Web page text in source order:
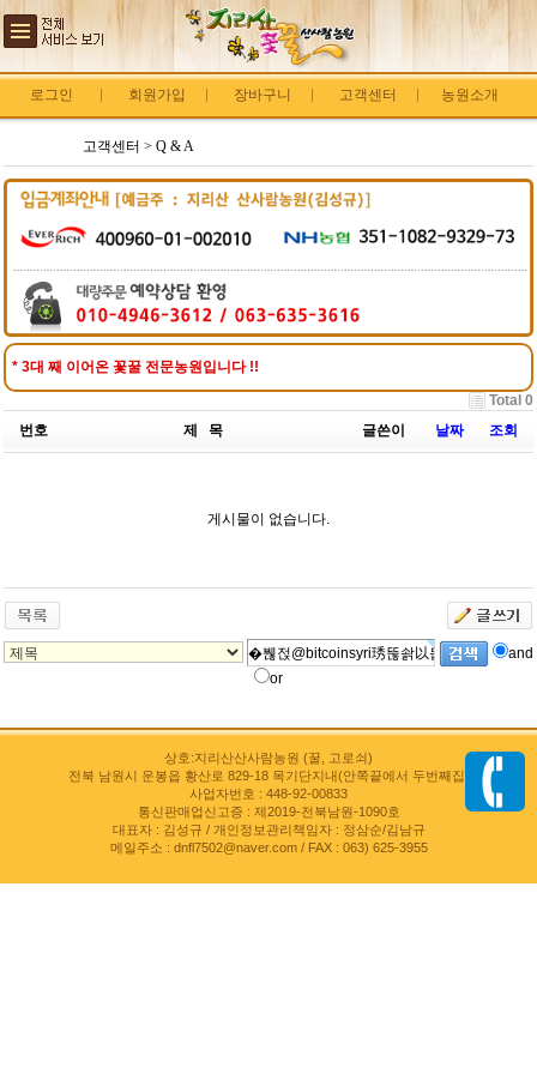
로그인 회원가입 장바구니 고객센터 농원소개
고객센터 > Q & A
* 3대 째 이어온 꽃꿀 전문농원입니다 !!
Total 0
번호
제 목 글쓴이 날짜 조회
게시물이 없습니다.
and
or
상호:지리산산사람농원 (꿀, 고로쇠)
전북 남원시 운봉읍 황산로 829-18 목기단지내(안쪽끝에서 두번째집)
사업자번호 : 448-92-00833
통신판매업신고증 : 제2019-전북남원-1090호
대표자 : 김성규 / 개인정보관리책임자 : 정삼순/김남규
메일주소 : dnfl7502@naver.com / FAX : 063) 625-3955